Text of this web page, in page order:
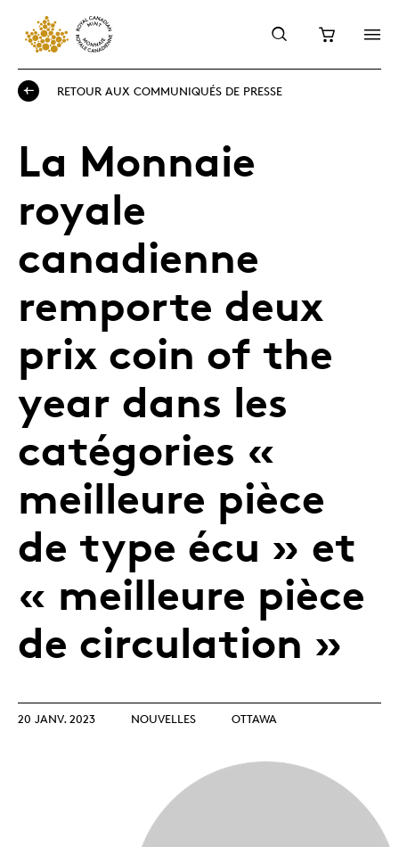
RETOUR AUX COMMUNIQUÉS DE PRESSE
La Monnaie
royale
canadienne
remporte deux
prix coin of the
year dans les
catégories «
meilleure pièce
de type écu » et
« meilleure pièce
de circulation »
20 JANV. 2023 NOUVELLES OTTAWA